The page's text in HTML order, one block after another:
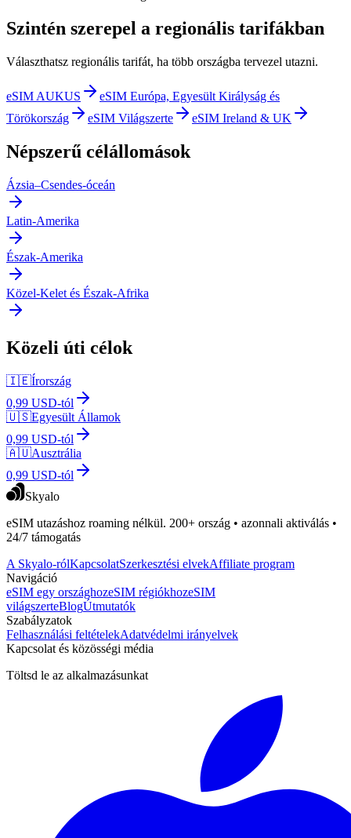
Szintén szerepel a regionális tarifákban
Választhatsz regionális tarifát, ha több országba tervezel utazni.
eSIM AUKUS
eSIM Európa, Egyesült Királyság és
Törökország
eSIM Világszerte eSIM Ireland & UK
Népszerű célállomások
Ázsia–Csendes-óceán
Latin-Amerika
Észak-Amerika
Közel-Kelet és Észak-Afrika
Közeli úti célok
🇮🇪Írország
0,99 USD-tól
🇺🇸Egyesült Államok
0,99 USD-tól
🇦🇺Ausztrália
0,99 USD-tól
Skyalo
eSIM utazáshoz roaming nélkül. 200+ ország • azonnali aktiválás •
24/7 támogatás
A Skyalo-rólKapcsolatSzerkesztési elvekAffiliate program
Navigáció
eSIM egy országhozeSIM régiókhozeSIM
világszerteBlogÚtmutatók
Szabályzatok
Felhasználási feltételekAdatvédelmi irányelvek
Kapcsolat és közösségi média
Töltsd le az alkalmazásunkat